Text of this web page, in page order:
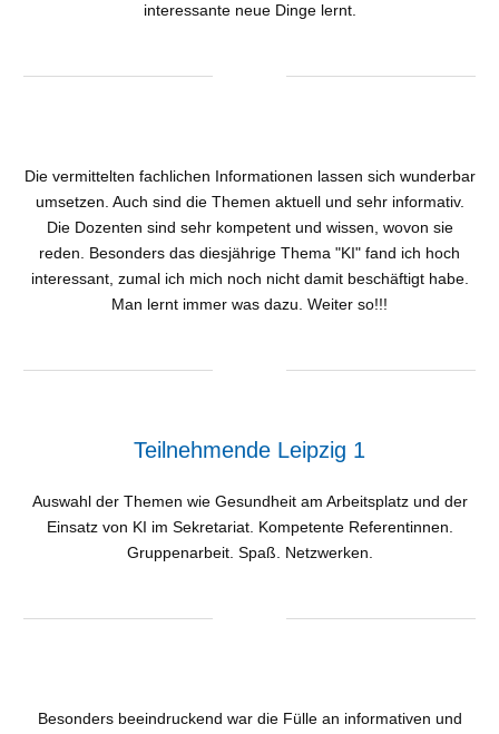
interessante neue Dinge lernt.
Die vermittelten fachlichen Informationen lassen sich wunderbar
umsetzen. Auch sind die Themen aktuell und sehr informativ.
Die Dozenten sind sehr kompetent und wissen, wovon sie
reden. Besonders das diesjährige Thema "KI" fand ich hoch
interessant, zumal ich mich noch nicht damit beschäftigt habe.
Man lernt immer was dazu. Weiter so!!!
Teilnehmende Leipzig 1
Auswahl der Themen wie Gesundheit am Arbeitsplatz und der
Einsatz von KI im Sekretariat. Kompetente Referentinnen.
Gruppenarbeit. Spaß. Netzwerken.
Besonders beeindruckend war die Fülle an informativen und